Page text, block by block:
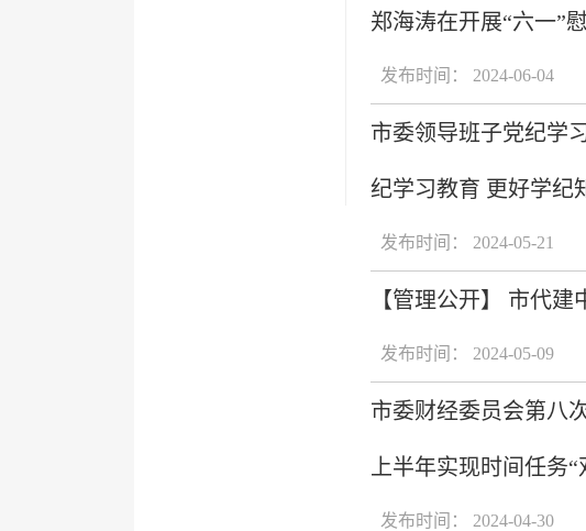
郑海涛在开展“六一”
发布时间： 2024-06-04
市委领导班子党纪学
纪学习教育 更好学纪
发布时间： 2024-05-21
【管理公开】 市代
发布时间： 2024-05-09
市委财经委员会第八
上半年实现时间任务
发布时间： 2024-04-30